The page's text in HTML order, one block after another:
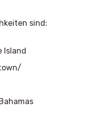
sind:
Island